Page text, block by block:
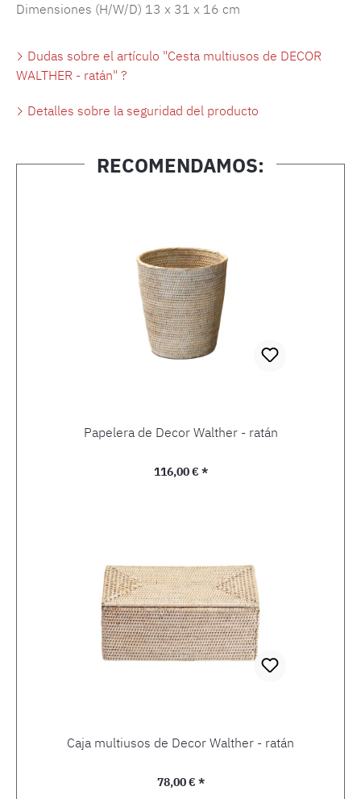
Dimensiones (H/W/D) 13 x 31 x 16 cm
Dudas sobre el artículo "Cesta multiusos de DECOR
WALTHER - ratán" ?
Detalles sobre la seguridad del producto
RECOMENDAMOS:
Papelera de Decor Walther - ratán
Precio normal:
116,00 € *
Caja multiusos de Decor Walther - ratán
Precio normal:
78,00 € *